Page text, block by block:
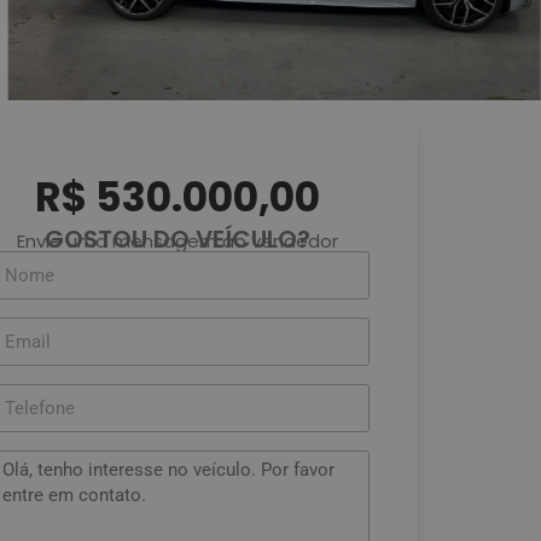
R$ 530.000,00
GOSTOU DO VEÍCULO?
Envie uma mensagem ao vendedor